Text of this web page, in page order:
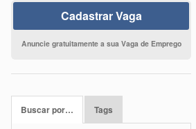
Cadastrar Vaga
Anuncie gratuitamente a sua Vaga de Emprego
Buscar por… Tags